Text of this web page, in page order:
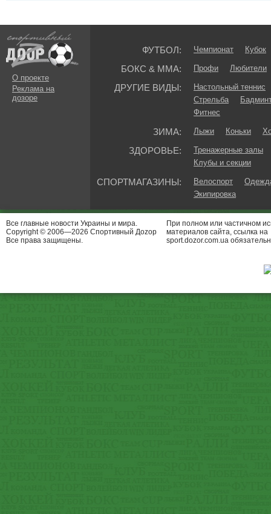
О проекте
Реклама на
дозоре
ФУТБОЛ: Чемпионат Кубок
БОКС & ММА: Профи Любители
ДРУГИЕ ВИДЫ:
Настольный теннис
Стрельба
Фитнес
ЗИМА: Лыжи Коньки
ЗДОРОВЬЕ:
Тренажерные залы
Клубы и секции
СПОРТМАГАЗИНЫ: Велоспорт
Экипировка
Все главные новости Украины и мира.
Copyright © 2006—2026 Спортивный Доzор
Все права защищены.
При полном или частичном
материалов сайта, ссылка на
sport.dozor.com.ua